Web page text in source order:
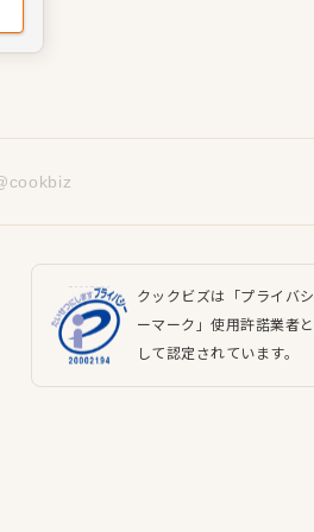
クックビズは「プライバシ
ーマーク」使用許諾業者と
して認定されています。